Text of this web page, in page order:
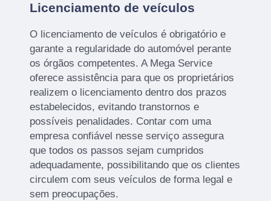
Licenciamento de veículos
O licenciamento de veículos é obrigatório e
garante a regularidade do automóvel perante
os órgãos competentes. A Mega Service
oferece assistência para que os proprietários
realizem o licenciamento dentro dos prazos
estabelecidos, evitando transtornos e
possíveis penalidades. Contar com uma
empresa confiável nesse serviço assegura
que todos os passos sejam cumpridos
adequadamente, possibilitando que os clientes
circulem com seus veículos de forma legal e
sem preocupações.